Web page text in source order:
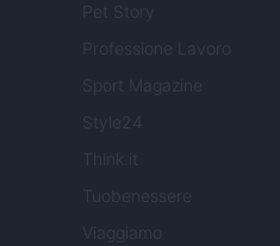
Pet Story
Professione Lavoro
Sport Magazine
Style24
Think.it
Tuobenessere
Viaggiamo